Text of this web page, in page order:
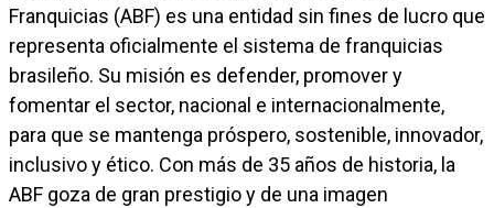
Franquicias (ABF) es una entidad sin fines de lucro que
representa oficialmente el sistema de franquicias
brasileño. Su misión es defender, promover y
fomentar el sector, nacional e internacionalmente,
para que se mantenga próspero, sostenible, innovador,
inclusivo y ético. Con más de 35 años de historia, la
ABF goza de gran prestigio y de una imagen